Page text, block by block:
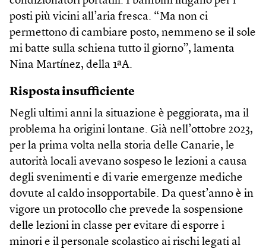
posti più vicini all’aria fresca. “Ma non ci
permettono di cambiare posto, nemmeno se il sole
mi batte sulla schiena tutto il giorno”, lamenta
Nina Martínez, della 1ªA.
Risposta insufficiente
Negli ultimi anni la situazione è peggiorata, ma il
problema ha origini lontane. Già nell’ottobre 2023,
per la prima volta nella storia delle Canarie, le
autorità locali avevano sospeso le lezioni a causa
degli svenimenti e di varie emergenze mediche
dovute al caldo insopportabile. Da quest’anno è in
vigore un protocollo che prevede la sospensione
delle lezioni in classe per evitare di esporre i
minori e il personale scolastico ai rischi legati al